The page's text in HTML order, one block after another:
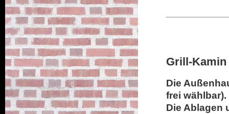
Grill-Kamin
Die
frei wählbar).
Die Ablagen